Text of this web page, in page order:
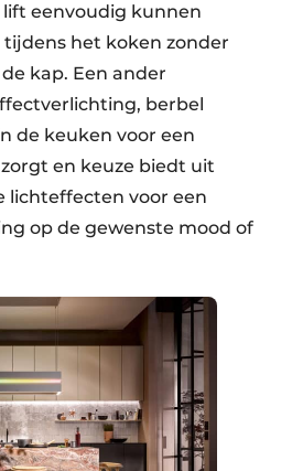
eenvoudig kunnen
het koken zonder
kap. Een ander
berbel
de keuken voor een
en keuze biedt uit
lichteffecten voor een
op de gewenste mood of